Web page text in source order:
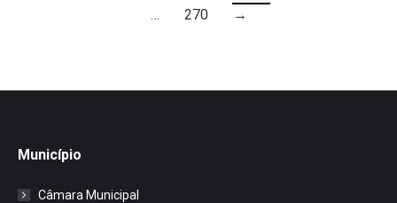
…
270 →
Município
Câmara Municipal